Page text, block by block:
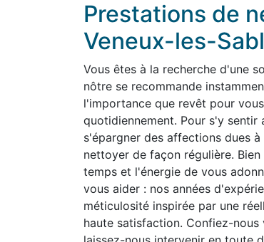
Prestations de
Veneux-les-
Vous êtes à la recherche d'une
nôtre se recommande
l'importance que revêt pour
quotidiennement. Pour s'y sentir
s'épargner des affections dues
nettoyer de façon régulière.
temps et l'énergie de vous
vous aider : nos années
méticulosité inspirée par une
haute satisfaction. Confiez-